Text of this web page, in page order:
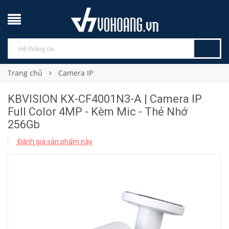
Trang chủ Camera IP
KBVISION KX-CF4001N3-A | Camera IP
Full Color 4MP - Kèm Mic - Thẻ Nhớ
256Gb
Đánh giá sản phẩm này